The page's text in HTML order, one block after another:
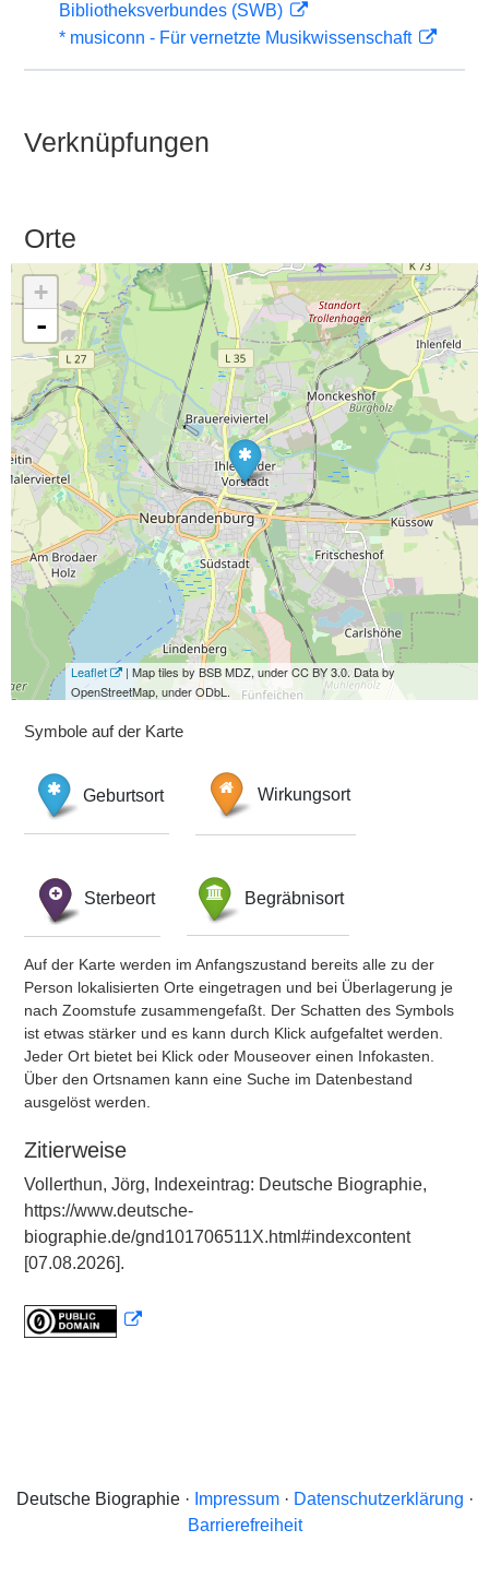
Bibliotheksverbundes (SWB)
* musiconn - Für vernetzte Musikwissenschaft
Verknüpfungen
Orte
+
-
Leaflet
| Map tiles by BSB MDZ, under CC BY 3.0. Data by
OpenStreetMap, under ODbL.
Symbole auf der Karte
Geburtsort Wirkungsort
Sterbeort Begräbnisort
Auf der Karte werden im Anfangszustand bereits alle zu der
Person lokalisierten Orte eingetragen und bei Überlagerung je
nach Zoomstufe zusammengefaßt. Der Schatten des Symbols
ist etwas stärker und es kann durch Klick aufgefaltet werden.
Jeder Ort bietet bei Klick oder Mouseover einen Infokasten.
Über den Ortsnamen kann eine Suche im Datenbestand
ausgelöst werden.
Zitierweise
Vollerthun, Jörg, Indexeintrag: Deutsche Biographie,
https://www.deutsche-
biographie.de/gnd101706511X.html#indexcontent
[07.08.2026].
Deutsche Biographie · Impressum· Datenschutzerklärung ·
Barrierefreiheit